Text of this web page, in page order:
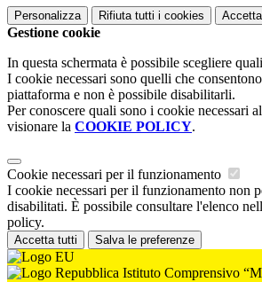
Personalizza Rifiuta tutti i cookies
Gestione cookie
In questa schermata è possibile scegliere
I cookie necessari sono quelli che
piattaforma e non è possibile disabilitarli.
Per conoscere quali sono i cookie necessari
visionare la COOKIE POLICY.
Cookie necessari per il funzionamento
I cookie necessari per il funzionamento non
disabilitati. È possibile consultare l'elenco
policy.
Accetta tutti Salva le preferenze
Istituto Comprensivo